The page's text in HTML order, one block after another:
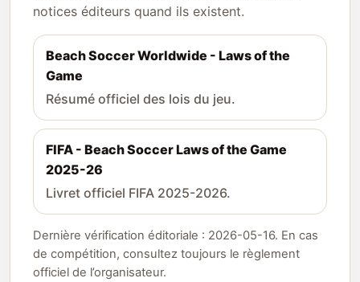
notices éditeurs quand ils existent.
Beach Soccer Worldwide - Laws of the
Game
Résumé officiel des lois du jeu.
FIFA - Beach Soccer Laws of the Game
2025-26
Livret officiel FIFA 2025-2026.
Dernière vérification éditoriale : 2026-05-16. En cas
de compétition, consultez toujours le règlement
officiel de l’organisateur.